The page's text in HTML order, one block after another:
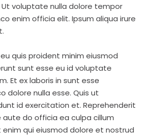
Ut voluptate nulla dolore tempor
enim officia elit. Ipsum aliqua irure
quis proident minim eiusmod
sunt esse eu id voluptate
Et ex laboris in sunt esse
dolore nulla esse. Quis ut
id exercitation et. Reprehenderit
do officia ea culpa cillum
enim qui eiusmod dolore et nostrud